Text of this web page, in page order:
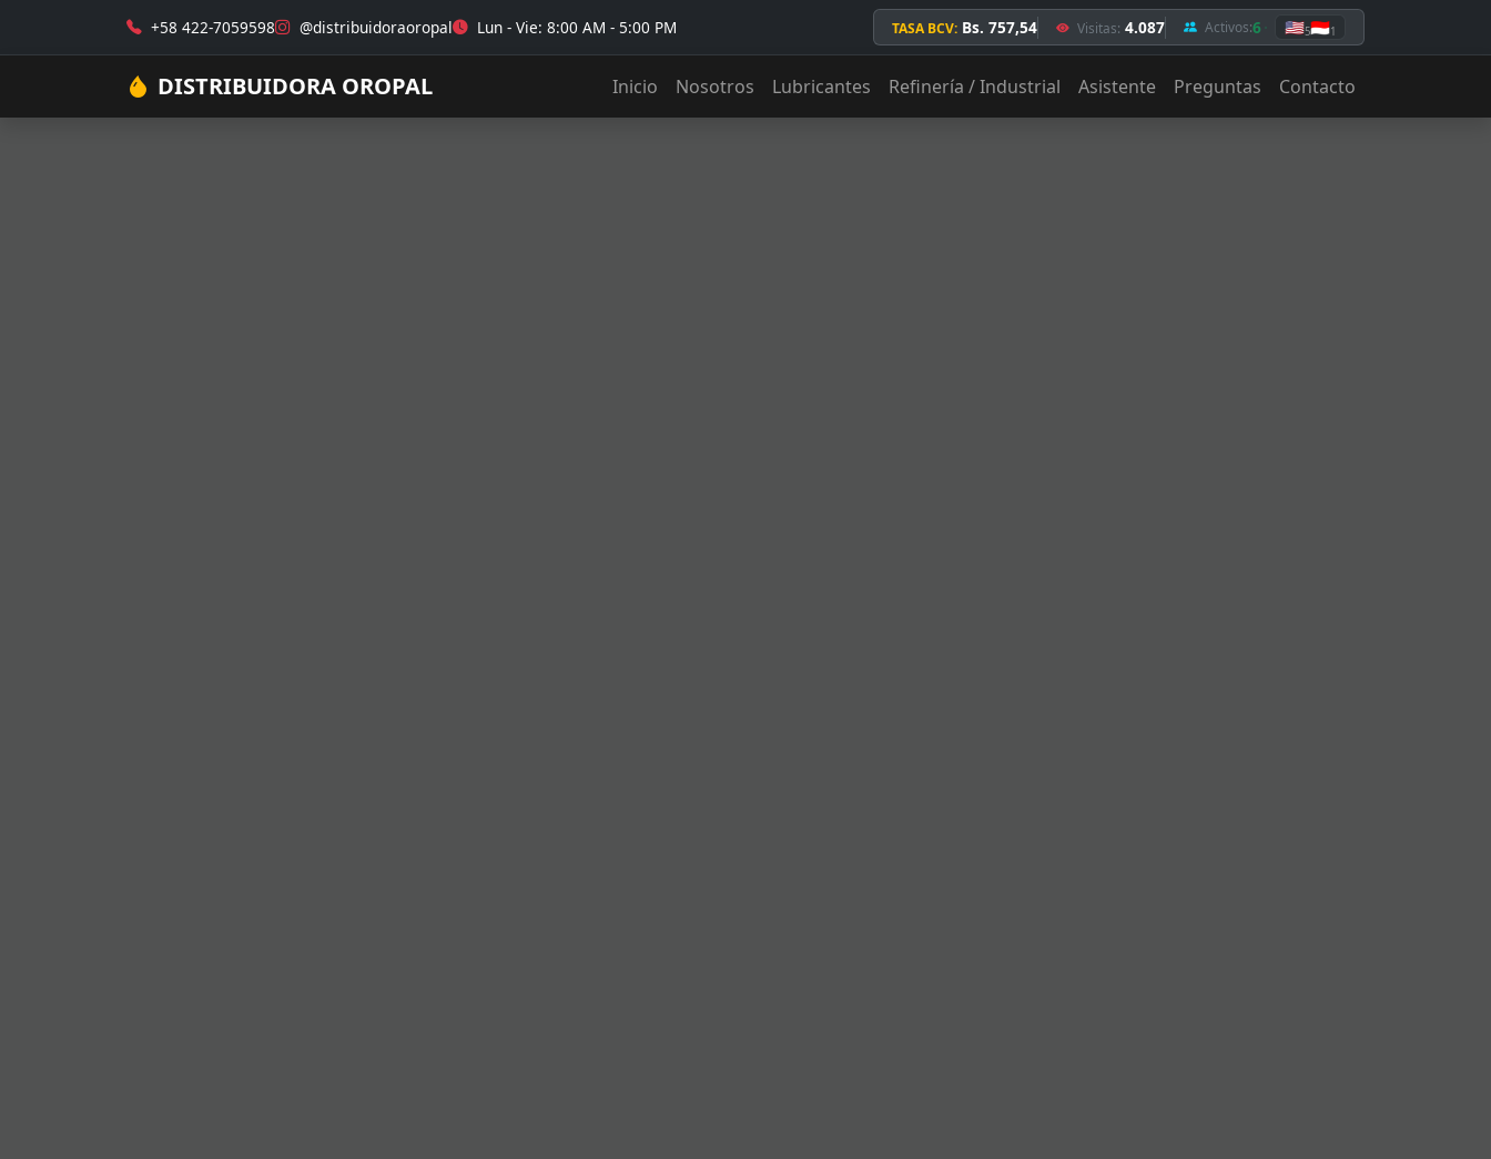
+58 422-7059598 @distribuidoraoropal Lun - Vie: 8:00 AM - 5:00 PM TASA BCV: Bs. 757,54 Visitas: 4.087 Activos:6 🇺🇸5🇮🇩1
DISTRIBUIDORA OROPAL Inicio Nosotros Lubricantes Refinería / Industrial Asistente Preguntas Contacto